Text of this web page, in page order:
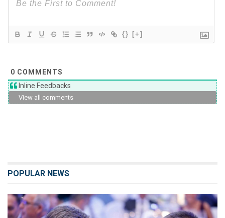
{} [+]
0 COMMENTS
Inline Feedbacks
View all comments
POPULAR NEWS